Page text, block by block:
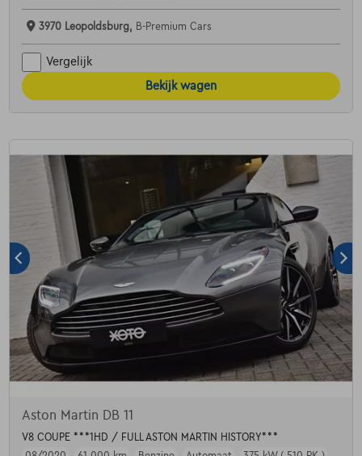
3970 Leopoldsburg, B-Premium Cars
Vergelijk
Bekijk wagen
Aston Martin DB 11
V8 COUPE ***1HD / FULL ASTON MARTIN HISTORY***